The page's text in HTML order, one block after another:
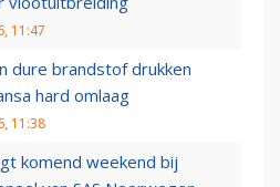
11:47
dure brandstof drukken
hard omlaag
11:38
komend weekend bij